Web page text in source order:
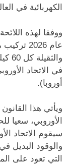
الكهربائية في
ووفقا لهذه
عام
في الاتحاد
أوروبا).
ويأتي هذا
الأوروبي، سعيا
سيقوم الاتحاد
والوقود البديل
التي تعود على